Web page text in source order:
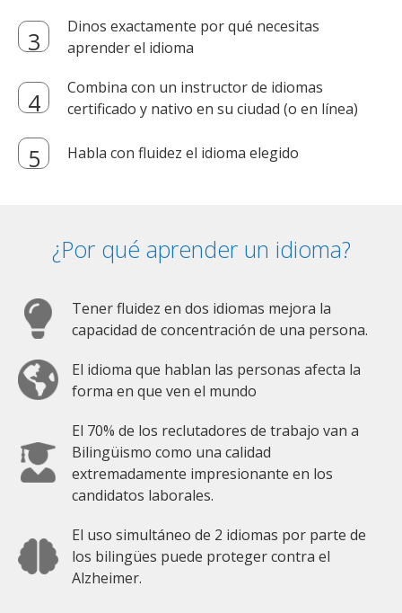
Dinos exactamente por qué necesitas
aprender el idioma
Combina con un instructor de idiomas
certificado y nativo en su ciudad (o en línea)
Habla con fluidez el idioma elegido
¿Por qué aprender un idioma?
Tener fluidez en dos idiomas mejora la
capacidad de concentración de una persona.
El idioma que hablan las personas afecta la
forma en que ven el mundo
El 70% de los reclutadores de trabajo van a
Bilingüismo como una calidad
extremadamente impresionante en los
candidatos laborales.
El uso simultáneo de 2 idiomas por parte de
los bilingües puede proteger contra el
Alzheimer.